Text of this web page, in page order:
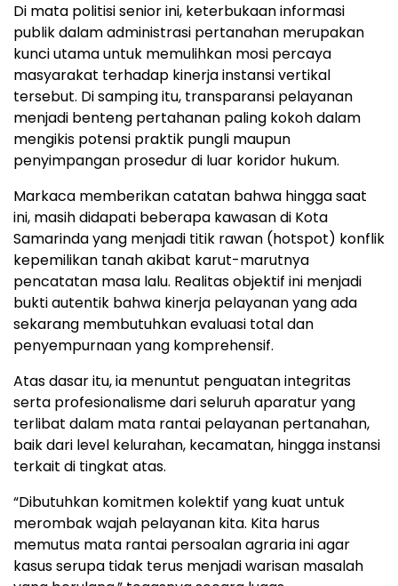
​Di mata politisi senior ini, keterbukaan informasi
publik dalam administrasi pertanahan merupakan
kunci utama untuk memulihkan mosi percaya
masyarakat terhadap kinerja instansi vertikal
tersebut. Di samping itu, transparansi pelayanan
menjadi benteng pertahanan paling kokoh dalam
mengikis potensi praktik pungli maupun
penyimpangan prosedur di luar koridor hukum.
​Markaca memberikan catatan bahwa hingga saat
ini, masih didapati beberapa kawasan di Kota
Samarinda yang menjadi titik rawan (hotspot) konflik
kepemilikan tanah akibat karut-marutnya
pencatatan masa lalu. Realitas objektif ini menjadi
bukti autentik bahwa kinerja pelayanan yang ada
sekarang membutuhkan evaluasi total dan
penyempurnaan yang komprehensif.
​Atas dasar itu, ia menuntut penguatan integritas
serta profesionalisme dari seluruh aparatur yang
terlibat dalam mata rantai pelayanan pertanahan,
baik dari level kelurahan, kecamatan, hingga instansi
terkait di tingkat atas.
​“Dibutuhkan komitmen kolektif yang kuat untuk
merombak wajah pelayanan kita. Kita harus
memutus mata rantai persoalan agraria ini agar
kasus serupa tidak terus menjadi warisan masalah